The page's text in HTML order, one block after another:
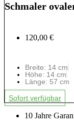
Schmaler
120,00 €
Breite: 14 cm
Höhe: 14 cm
Länge: 57 cm
Sofort verfügbar
10 Jahre